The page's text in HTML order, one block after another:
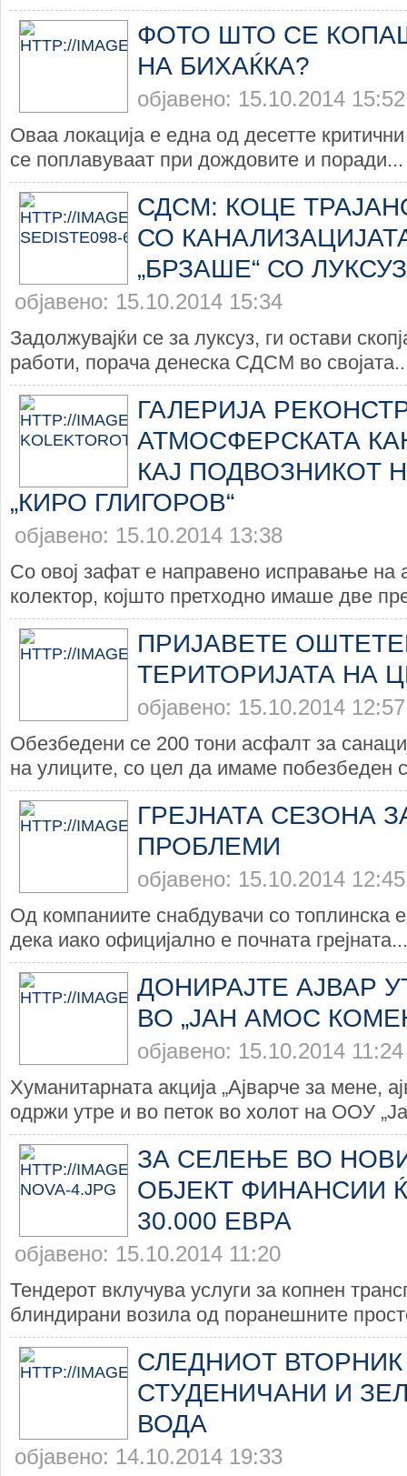
ФОТО ШТО СЕ
НА БИХАЌКА?
објавено: 15.10.2014 15:52
Оваа локација е една од десетте
се поплавуваат при дождовите и поради...
СДСМ: КОЦЕ
СО
„БРЗАШЕ“ СО
објавено: 15.10.2014 15:34
Задолжувајќи се за луксуз, ги остави
работи, порача денеска СДСМ во
ГАЛЕРИЈА
АТМОСФЕРСКАТА
КАЈ ПОДВОЗНИКОТ
„КИРО ГЛИГОРОВ“
објавено: 15.10.2014 13:38
Со овој зафат е направено исправање на
колектор, којшто претходно имаше две
ПРИЈАВЕТЕ
ТЕРИТОРИЈАТА НА
објавено: 15.10.2014 12:57
Обезбедени се 200 тони асфалт за
на улиците, со цел да имаме побезбеден
ГРЕЈНАТА СЕЗОНА
ПРОБЛЕМИ
објавено: 15.10.2014 12:45
Од компаниите снабдувачи со топлинска
дека иако официјално е почната грејната...
ДОНИРАЈТЕ АЈВАР
ВО „ЈАН АМОС
објавено: 15.10.2014 11:24
Хуманитарната акција „Ајварче за мене,
одржи утре и во петок во холот на ООУ
ЗА СЕЛЕЊЕ ВО
ОБЈЕКТ ФИНАНСИИ
30.000 ЕВРА
објавено: 15.10.2014 11:20
Тендерот вклучува услуги за копнен
блиндирани возила од поранешните
СЛЕДНИОТ
СТУДЕНИЧАНИ И
ВОДА
објавено: 14.10.2014 19:33